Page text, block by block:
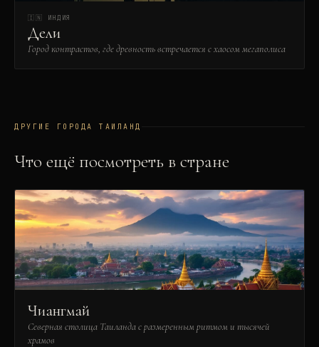
🇮🇳 ИНДИЯ
Дели
Город контрастов, где древность встречается с хаосом мегаполиса
ДРУГИЕ ГОРОДА ТАИЛАНД
Что ещё посмотреть в стране
Чиангмай
Северная столица Таиланда с размеренным ритмом и тысячей
храмов